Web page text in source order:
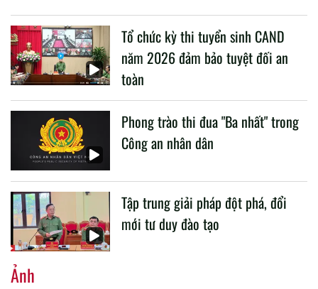
liên quan đến công tác giáo dục và đào tạo của lực lượng
CAND.
Tổ chức kỳ thi tuyển sinh CAND
năm 2026 đảm bảo tuyệt đối an
toàn
Phong trào thi đua "Ba nhất" trong
Công an nhân dân
Tập trung giải pháp đột phá, đổi
mới tư duy đào tạo
Ảnh